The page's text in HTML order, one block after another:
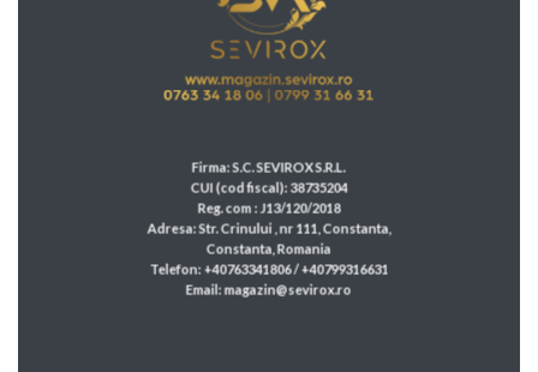
Firma: S.C. SEVIROX S.R.L.
CUI (cod fiscal): 38735204
Reg. com : J13/120/2018
Adresa: Str. Crinului , nr 111, Constanta,
Constanta, Romania
Telefon: +40763341806 / +40799316631
Email: magazin@sevirox.ro